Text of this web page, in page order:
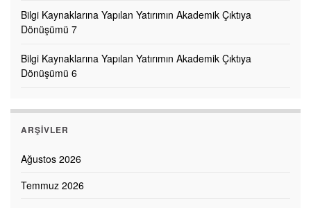
Bilgi Kaynaklarına Yapılan Yatırımın Akademik Çıktıya
Dönüşümü 7
Bilgi Kaynaklarına Yapılan Yatırımın Akademik Çıktıya
Dönüşümü 6
ARŞIVLER
Ağustos 2026
Temmuz 2026